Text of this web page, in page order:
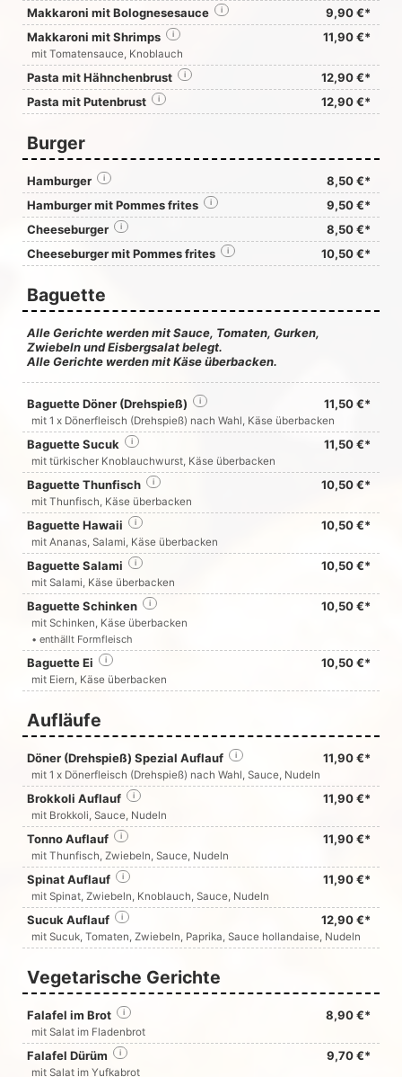
Makkaroni mit Bolognesesauce 9,90 €*
i
Makkaroni mit Shrimps 11,90 €*
i
mit Tomatensauce, Knoblauch
Pasta mit Hähnchenbrust 12,90 €*
i
Pasta mit Putenbrust 12,90 €*
i
Burger
Hamburger 8,50 €*
i
Hamburger mit Pommes frites 9,50 €*
i
Cheeseburger 8,50 €*
i
Cheeseburger mit Pommes frites 10,50 €*
i
Baguette
Alle Gerichte werden mit Sauce, Tomaten, Gurken,
Zwiebeln und Eisbergsalat belegt.
Alle Gerichte werden mit Käse überbacken.
Baguette Döner (Drehspieß) 11,50 €*
i
mit 1 x Dönerfleisch (Drehspieß) nach Wahl, Käse überbacken
Baguette Sucuk 11,50 €*
i
mit türkischer Knoblauchwurst, Käse überbacken
Baguette Thunfisch 10,50 €*
i
mit Thunfisch, Käse überbacken
Baguette Hawaii 10,50 €*
i
mit Ananas, Salami, Käse überbacken
Baguette Salami 10,50 €*
i
mit Salami, Käse überbacken
Baguette Schinken 10,50 €*
i
mit Schinken, Käse überbacken
• enthällt Formfleisch
Baguette Ei 10,50 €*
i
mit Eiern, Käse überbacken
Aufläufe
Döner (Drehspieß) Spezial Auflauf 11,90 €*
i
mit 1 x Dönerfleisch (Drehspieß) nach Wahl, Sauce, Nudeln
Brokkoli Auflauf 11,90 €*
i
mit Brokkoli, Sauce, Nudeln
Tonno Auflauf 11,90 €*
i
mit Thunfisch, Zwiebeln, Sauce, Nudeln
Spinat Auflauf 11,90 €*
i
mit Spinat, Zwiebeln, Knoblauch, Sauce, Nudeln
Sucuk Auflauf 12,90 €*
i
mit Sucuk, Tomaten, Zwiebeln, Paprika, Sauce hollandaise, Nudeln
Vegetarische Gerichte
Falafel im Brot 8,90 €*
i
mit Salat im Fladenbrot
Falafel Dürüm 9,70 €*
i
mit Salat im Yufkabrot